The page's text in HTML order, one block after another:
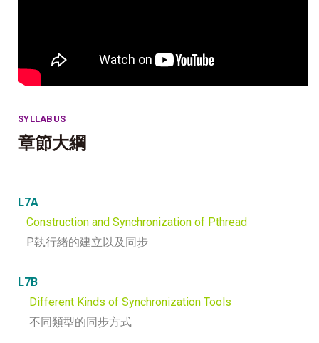
SYLLABUS
章節大綱
L7A
Construction and Synchronization of Pthread
P執行緒的建立以及同步
L7B
Different Kinds of Synchronization Tools
不同類型的同步方式